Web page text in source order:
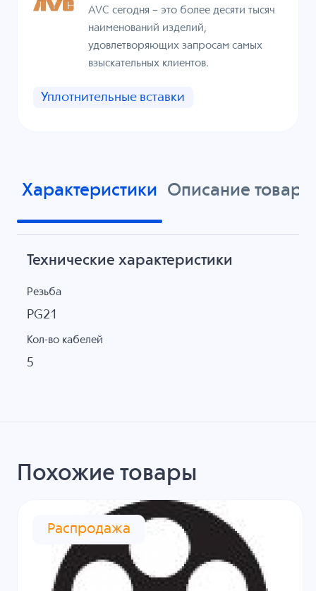
AVC сегодня – это более десяти тысяч
наименований изделий,
удовлетворяющих запросам самых
взыскательных клиентов.
Уплотнительные вставки
Характеристики Описание товара
Технические характеристики
Резьба
PG21
Кол-во кабелей
5
Похожие товары
Распродажа